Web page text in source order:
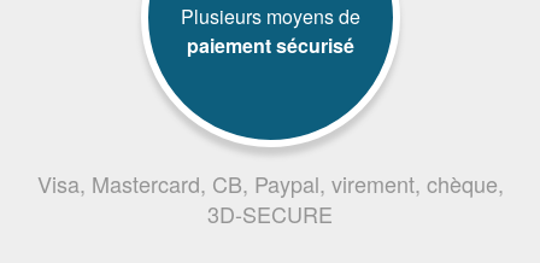
Plusieurs moyens de
paiement sécurisé
Visa, Mastercard, CB, Paypal, virement, chèque,
3D-SECURE